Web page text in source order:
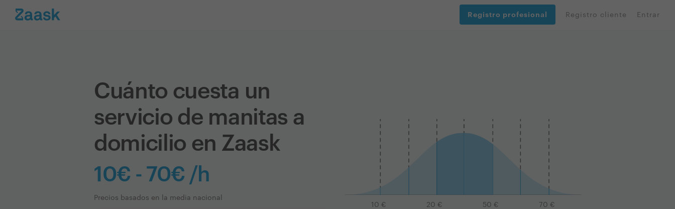
Registro profesional Registro cliente Entrar
Cuánto cuesta un
servicio de manitas a
domicilio en Zaask
10€ - 70€ /h
Precios basados en la media nacional
10 € 20 € 50 € 70 €